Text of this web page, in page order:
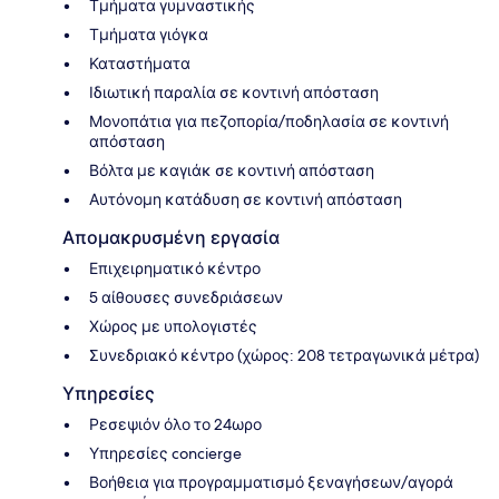
Τμήματα γυμναστικής
Τμήματα γιόγκα
Καταστήματα
Ιδιωτική παραλία σε κοντινή απόσταση
Μονοπάτια για πεζοπορία/ποδηλασία σε κοντινή
απόσταση
Βόλτα με καγιάκ σε κοντινή απόσταση
Αυτόνομη κατάδυση σε κοντινή απόσταση
Απομακρυσμένη εργασία
Επιχειρηματικό κέντρο
5 αίθουσες συνεδριάσεων
Χώρος με υπολογιστές
Συνεδριακό κέντρο (χώρος: 208 τετραγωνικά μέτρα)
Υπηρεσίες
Ρεσεψιόν όλο το 24ωρο
Υπηρεσίες concierge
Βοήθεια για προγραμματισμό ξεναγήσεων/αγορά